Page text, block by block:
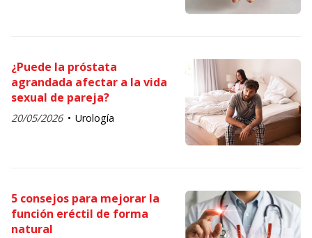
¿Puede la próstata
agrandada afectar a la vida
sexual de pareja?
20/05/2026 Urología
5 consejos para mejorar la
función eréctil de forma
natural